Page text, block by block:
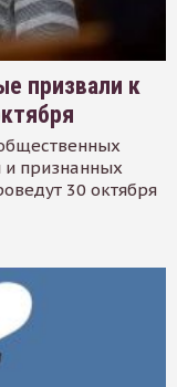
призвали к
и признанных
30 октября